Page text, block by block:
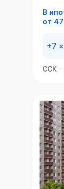
В
от
+7
ССК